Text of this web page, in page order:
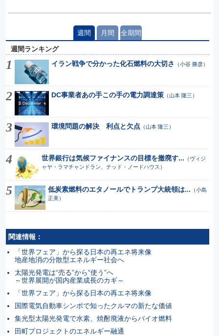
週間 月間 全期間
週間ランキング
イラン戦争で分かった化石燃料の大切さ
（小谷 勝彦）
DC事業者あの手この手の電力調達策（山本 隆三 ）
環境問題の解決 利点と欠点 （山本 隆三 ）
世界銀行は気候ファイナンスの目標を撤廃す... （ ヴィジ
ャヤ・ラマチャンドラン、テッド・ノードハウス ）
低炭素燃料のエタノールでトランプ大統領は... （小島
正美）
関連情報：
「世界フェア」から探る日本の再エネ将来像
地産地消の分散型エネルギー社会へ
太陽光発電は“売る”から“使う”へ
～世界展開が国内産業成長のカギ～
「世界フェア」から探る日本の再エネ将来像
国際電気自動車シンポで知ったクルマの新たな価値
集光型太陽光発電で水素、焼酎廃液からバイオ燃料
田町プロジェクトのエネルギー融通